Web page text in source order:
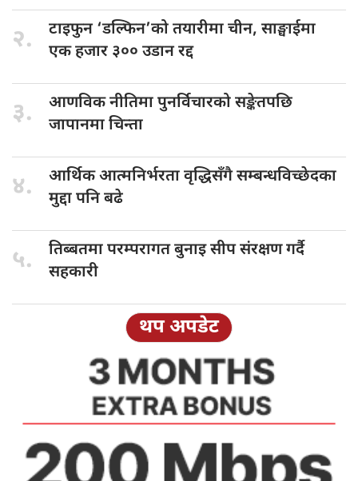
२. टाइफुन ‘डल्फिन’कोतयारीमा चीन, साङ्घाईमा
एक हजार ३०० उडान रद्द
३. आणविक नीतिमापुनर्विचारको सङ्केतपछि
जापानमा चिन्ता
४. आर्थिक आत्मनिर्भरतावृद्धिसँगै सम्बन्धविच्छेदका
मुद्दा पनि बढे
५. तिब्बतमा परम्परागतबुनाइ सीप संरक्षण गर्दै
सहकारी
थप अपडेट